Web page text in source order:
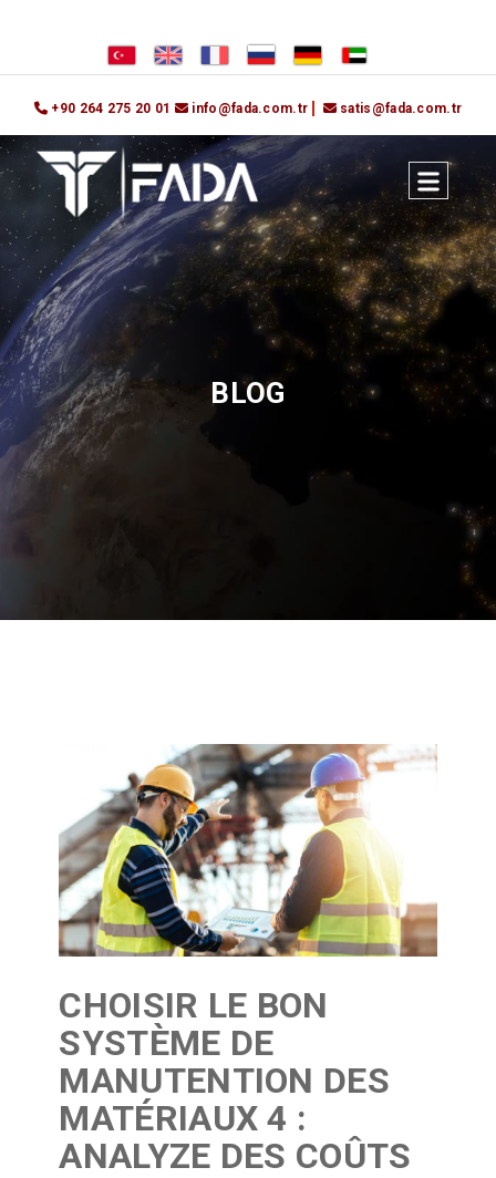
+90 264 275 20 01 info@fada.com.tr satis@fada.com.tr
BLOG
CHOISIR LE BON
SYSTÈME DE
MANUTENTION DES
MATÉRIAUX 4 :
ANALYZE DES COÛTS